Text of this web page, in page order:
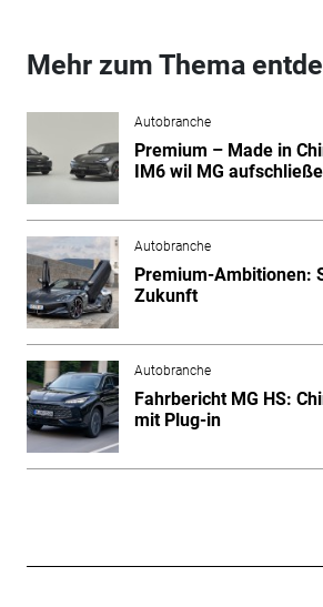
Mehr zum Thema
Autobranche
Premium – Made in
IM6 wil MG
Autobranche
Premium-Ambitionen:
Zukunft
Autobranche
Fahrbericht MG HS:
mit Plug-in